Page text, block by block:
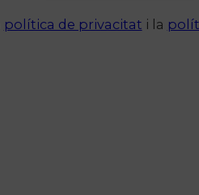
política de privacitat i la